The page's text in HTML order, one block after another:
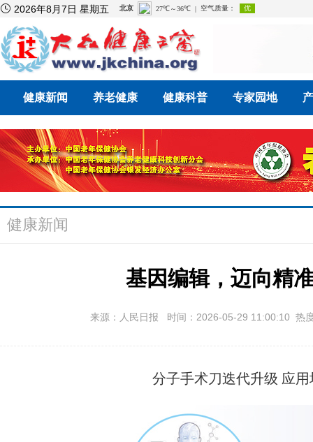
 2026年8月7日 星期五
健康新闻 养老健康 健康科普 专家园地
健康新闻
基因编辑，迈向精
来源：人民日报 时间：2026-05-29 11:00:10 热
分子手术刀迭代升级 应